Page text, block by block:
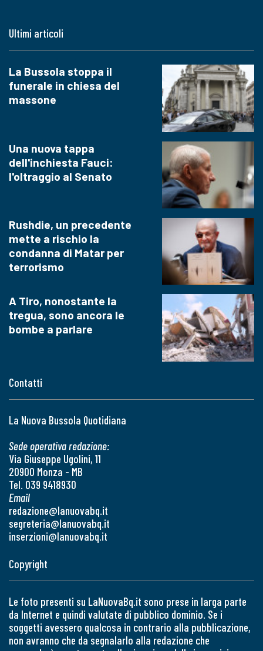
Contatti
La Nuova Bussola Quotidiana
Sede operativa redazione:
Via Giuseppe Ugolini, 11
20900 Monza - MB
Tel. 039 9418930
Email
redazione@lanuovabq.it
segreteria@lanuovabq.it
inserzioni@lanuovabq.it
Ultimi articoli
La Bussola stoppa il
funerale in chiesa del
massone
Una nuova tappa
dell'inchiesta Fauci:
l'oltraggio al Senato
Rushdie, un precedente
mette a rischio la
condanna di Matar per
terrorismo
A Tiro, nonostante la
tregua, sono ancora le
bombe a parlare
Copyright
Le foto presenti su LaNuovaBq.it sono prese in larga parte
da Internet e quindi valutate di pubblico dominio. Se i
soggetti avessero qualcosa in contrario alla pubblicazione,
non avranno che da segnalarlo alla redazione che